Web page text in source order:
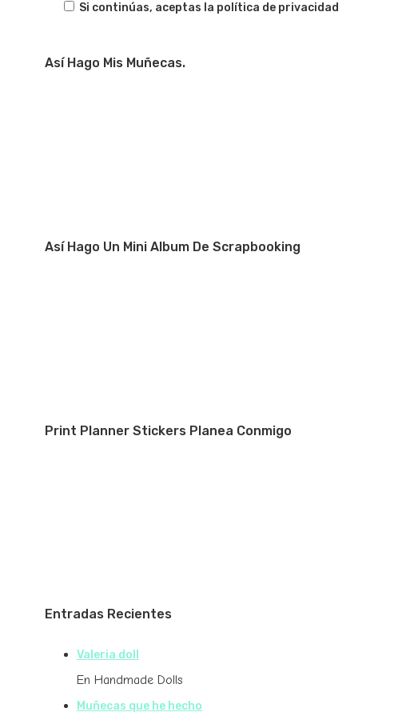
Si continúas, aceptas la política de privacidad
Así Hago Mis Muñecas.
Así Hago Un Mini Album De Scrapbooking
Print Planner Stickers Planea Conmigo
Entradas Recientes
Valeria doll
En Handmade Dolls
Muñecas que he hecho